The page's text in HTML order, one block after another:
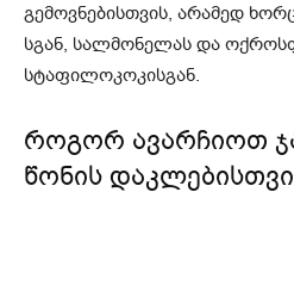
გემოვნებისთვის, არამედ
სგან, სალმონელას და
სტაფილოკოკისგან.
როგორ ავარჩიოთ
წონის